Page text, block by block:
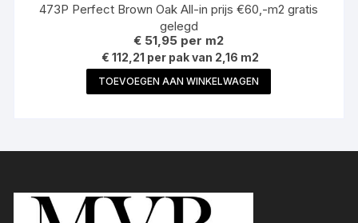
473P Perfect Brown Oak All-in prijs €60,-m2 gratis
gelegd
€ 51,95 per m2
€ 112,21 per pak van 2,16 m2
TOEVOEGEN AAN WINKELWAGEN